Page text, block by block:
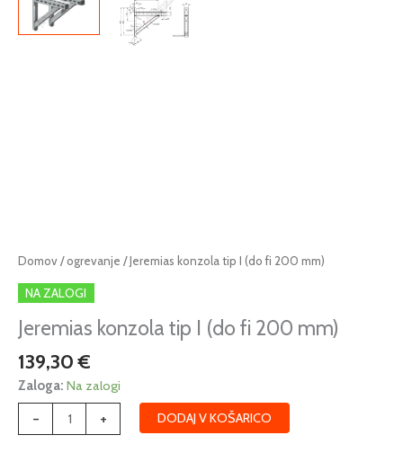
Domov/ogrevanje / Jeremias konzola tip I (do fi 200 mm)
NA ZALOGI
Jeremias konzola tip I (do fi 200 mm)
139,30€
Zaloga: Na zalogi
-
Jeremias
konzola
tip
(do
fi
200
mm)
količina
+ DODAJ V KOŠARICO